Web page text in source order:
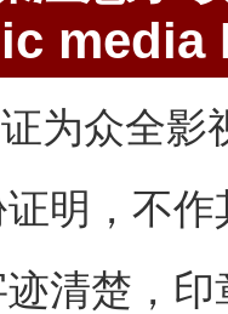
media
为众全影
明，不
清楚，